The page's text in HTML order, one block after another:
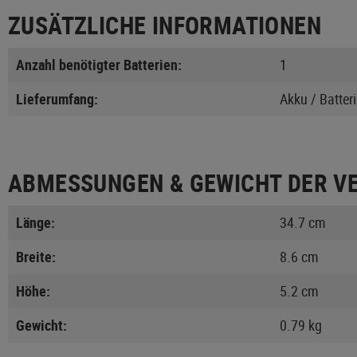
ZUSÄTZLICHE INFORMATIONEN
Anzahl benötigter Batterien:
1
Lieferumfang:
Akku /
ABMESSUNGEN & GEWICHT DER
Länge:
34.7 cm
Breite:
8.6 cm
Höhe:
5.2 cm
Gewicht:
0.79 kg